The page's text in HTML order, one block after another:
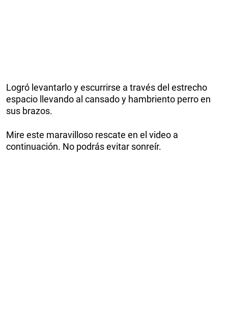
Logró levantarlo y escurrirse a través del estrecho
espacio llevando al cansado y hambriento perro en
sus brazos.
Mire este maravilloso rescate en el video a
continuación. No podrás evitar sonreír.